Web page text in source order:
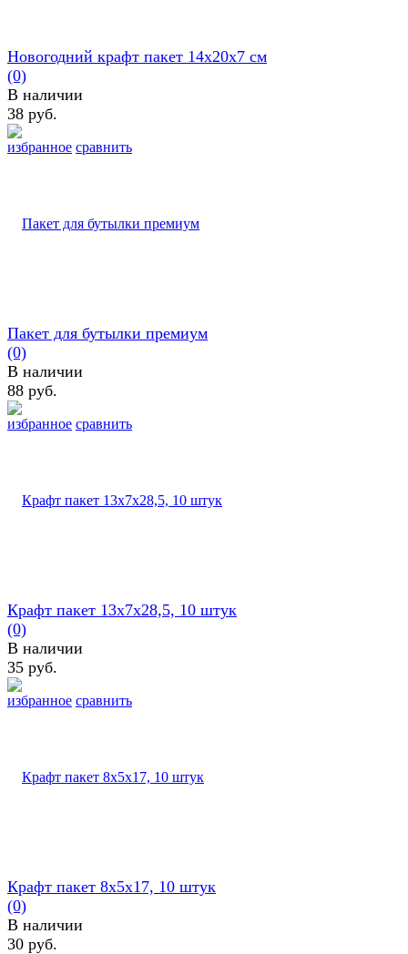
избранное сравнить
Новогодний крафт пакет 14х20х7 см
(0)
В наличии
38 руб.
избранное сравнить
Пакет для бутылки премиум
(0)
В наличии
88 руб.
избранное сравнить
Крафт пакет 13х7х28,5, 10 штук
(0)
В наличии
35 руб.
Крафт пакет 8х5х17, 10 штук
(0)
В наличии
30 руб.